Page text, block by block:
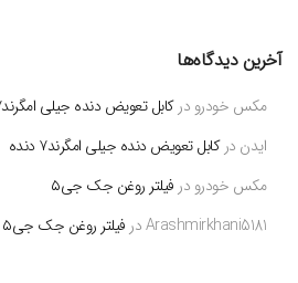
آخرین دیدگاه‌ها
مکس خودرو درکابل تعویض دنده جیلی امگرند۷ دنده
ایدن درکابل تعویض دنده جیلی امگرند۷ دنده
مکس خودرو در فیلتر روغن جک جی۵
Arashmirkhani5181در فیلتر روغن جک جی۵